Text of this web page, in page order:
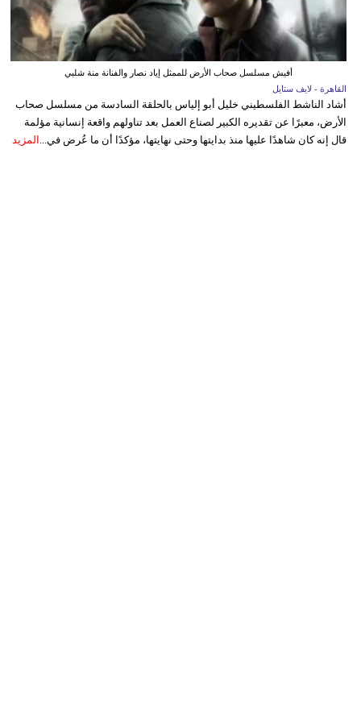
أفيش مسلسل صحاب الأرض للممثل إياد نصار والفنانة منة شلبي
القاهرة - لايف ستايل
أشاد الناشط الفلسطيني خليل أبو إلياس بالحلقة السادسة من مسلسل صحاب
الأرض، معبرًا عن تقديره الكبير لصناع العمل بعد تناولهم واقعة إنسانية مؤلمة
قال إنه كان شاهدًا عليها منذ بدايتها وحتى نهايتها، مؤكدًا أن ما عُرض في... المزيد